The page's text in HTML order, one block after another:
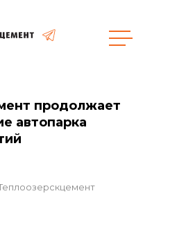
закупки
продолжает
автопарка